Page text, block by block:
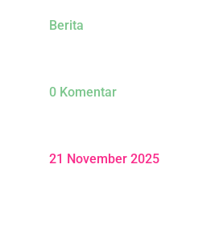
Berita
0 Komentar
21 November 2025